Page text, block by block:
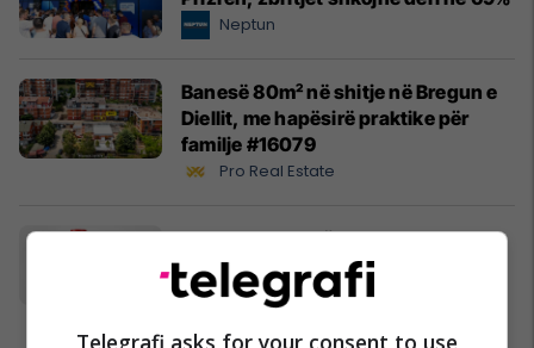
Neptun
Banesë 80m² në shitje në Bregun e
Diellit, me hapësirë praktike për
familje #16079
Pro Real Estate
Frutex lanson në treg ART Ketchup
Frutex
Telegrafi asks for your consent to use